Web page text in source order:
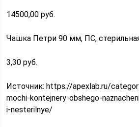
14500,00 руб.
Чашка Петри 90 мм, ПС,
3,30 руб.
Источник:https://apexlab.ru/
mochi-kontejnery-obshego-
i-nesterilnye/